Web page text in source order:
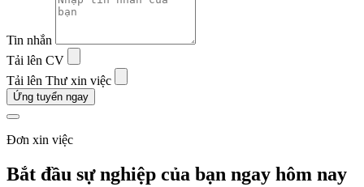
Tin nhắn
Tải lên CV
Tải lên Thư xin việc
Ứng tuyển ngay
Đơn xin việc
Bắt đầu sự nghiệp của bạn ngay hôm nay